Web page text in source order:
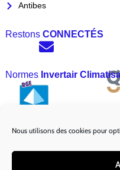
Nous utilisons des cookies pour
Antibes
Restons CONNECTÉS
Normes Invertair
MarquesPartenaires :